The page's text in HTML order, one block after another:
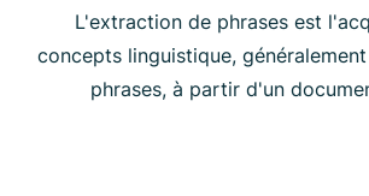
L'extraction de phrases est
concepts linguistique,
phrases, à partir d'un